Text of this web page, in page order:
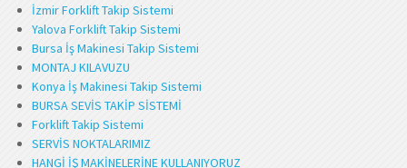
İzmir Forklift Takip Sistemi
Yalova Forklift Takip Sistemi
Bursa İş Makinesi Takip Sistemi
MONTAJ KILAVUZU
Konya İş Makinesi Takip Sistemi
BURSA SEVİS TAKİP SİSTEMİ
Forklift Takip Sistemi
SERVİS NOKTALARIMIZ
HANGİ İŞ MAKİNELERİNE KULLANIYORUZ